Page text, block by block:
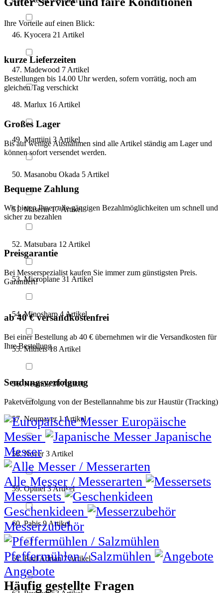
Kyocera 21 Artikel
Madewood 7 Artikel
Marlux 16 Artikel
Marttiini 3 Artikel
Masanobu Okada 5 Artikel
Maserin 17Artikel
Matsubara 12 Artikel
Microplane 31 Artikel
Minosharp 4 Artikel
Mitheis 18 Artikel
Nesmuk 30Artikel
Neumayer 1Artikel
Noyer 3 Artikel
Opinel 3Artikel
Pabis 9Artikel
Paul Adrian 7Artikel
Ihre Vorteile auf einen Blick:
kurze Lieferzeiten
Bestellungen bis 14.00 Uhr werden, sofern vorrätig, noch am
gleichen Tag verschickt
Großes Lager
Bis auf wenige Ausnahmen sind alle Artikel ständig am Lager und
können sofort versendet werden.
Bequeme Zahlung
Wir bieten Ihnen alle gängigen Bezahlmöglichkeiten um schnell und
sicher zu bezahlen
Preisgarantie
Bei Messerspezialist kaufen Sie immer zum günstigsten Preis.
Garantiert!
ab 40 € versandkostenfrei
Bei einer Bestellung ab 40 € übernehmen wir die Versandkosten für
Ihre Bestellung.
Sendungsverfolgung
Paketverfolgung von der Bestellannahme bis zur Haustür (Tracking)
Europäische
Messer
Japanische
Messer
Alle Messer / Messerarten
Messersets
Geschenkideen
Messerzubehör
Pfeffermühlen / Salzmühlen
Angebote
Häufig gestellte Fragen